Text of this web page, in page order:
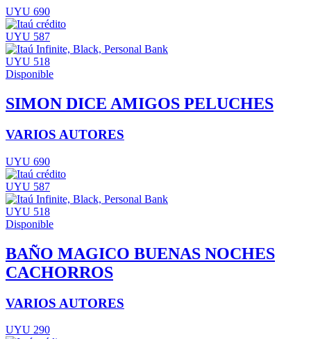
UYU 690
UYU 587
UYU 518
Disponible
SIMON DICE AMIGOS PELUCHES
VARIOS AUTORES
UYU 690
UYU 587
UYU 518
Disponible
BAÑO MAGICO BUENAS NOCHES
CACHORROS
VARIOS AUTORES
UYU 290